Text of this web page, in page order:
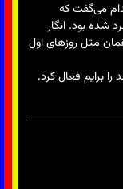
می‌گفت که
شده بود. انگار
مثل روزهای اول
برایم فعال کرد.